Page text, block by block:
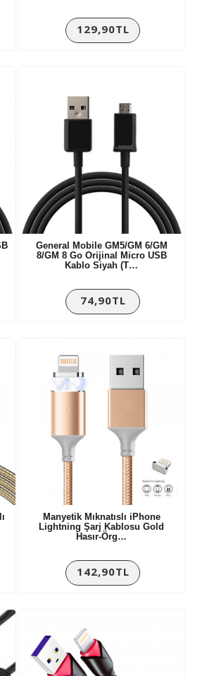
129,90TL
General Mobile GM5/GM 6/GM
8/GM 8 Go Orijinal Micro USB
Kablo Siyah (T…
74,90TL
Manyetik Mıknatıslı iPhone
Lightning Şarj Kablosu Gold
Hasır-Örg…
142,90TL